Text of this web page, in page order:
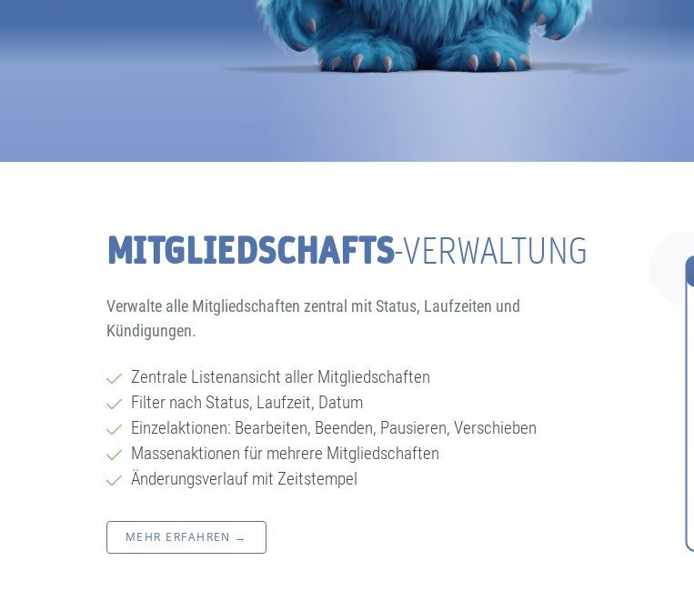
MITGLIEDSCHAFTS-VERWALTUNG
Verwalte alle Mitgliedschaften zentral mit Status, Laufzeiten und
Kündigungen.
Zentrale Listenansicht aller Mitgliedschaften
Filter nach Status, Laufzeit, Datum
Einzelaktionen: Bearbeiten, Beenden, Pausieren, Verschieben
Massenaktionen für mehrere Mitgliedschaften
Änderungsverlauf mit Zeitstempel
MEHR ERFAHREN →